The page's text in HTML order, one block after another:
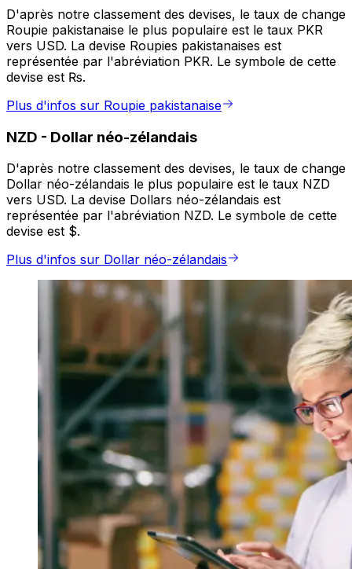
D'après notre classement des devises, le taux de change
Roupie pakistanaise le plus populaire est le taux PKR
vers USD. La devise Roupies pakistanaises est
représentée par l'abréviation PKR. Le symbole de cette
devise est ₨.
Plus d'infos sur Roupie pakistanaise
NZD - Dollar néo-zélandais
D'après notre classement des devises, le taux de change
Dollar néo-zélandais le plus populaire est le taux NZD
vers USD. La devise Dollars néo-zélandais est
représentée par l'abréviation NZD. Le symbole de cette
devise est $.
Plus d'infos sur Dollar néo-zélandais